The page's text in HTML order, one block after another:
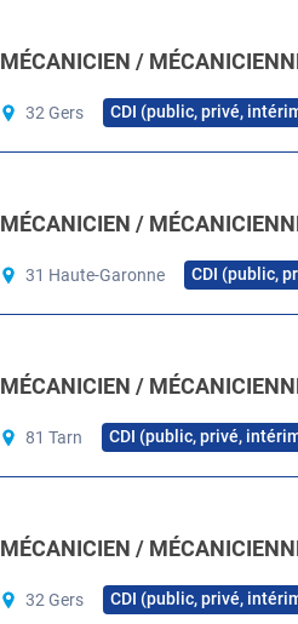
MÉCANICIEN /
32 Gers CDI (public, privé,
MÉCANICIEN /
31 Haute-Garonne CDI (public,
MÉCANICIEN /
81 Tarn CDI (public, privé,
MÉCANICIEN /
32 Gers CDI (public, privé,